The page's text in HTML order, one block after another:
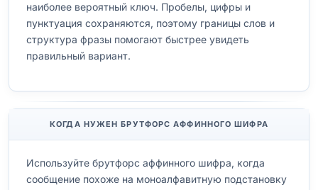
наиболее вероятный ключ. Пробелы, цифры и
пунктуация сохраняются, поэтому границы слов и
структура фразы помогают быстрее увидеть
правильный вариант.
КОГДА НУЖЕН БРУТФОРС АФФИННОГО ШИФРА
Используйте брутфорс аффинного шифра, когда
сообщение похоже на моноалфавитную подстановку